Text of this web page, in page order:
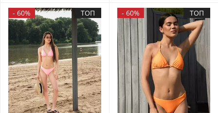
- 60% ТОП - 60% ТОП